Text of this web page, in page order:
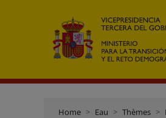
Home Eau Thèmes